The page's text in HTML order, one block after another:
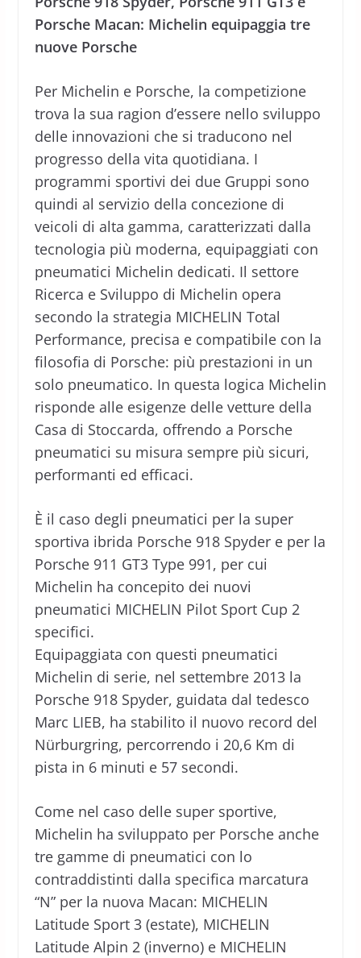
Porsche Macan: Michelin equipaggia tre
nuove Porsche
Per Michelin e Porsche, la competizione
trova la sua ragion d’essere nello sviluppo
delle innovazioni che si traducono nel
progresso della vita quotidiana. I
programmi sportivi dei due Gruppi sono
quindi al servizio della concezione di
veicoli di alta gamma, caratterizzati dalla
tecnologia più moderna, equipaggiati con
pneumatici Michelin dedicati. Il settore
Ricerca e Sviluppo di Michelin opera
secondo la strategia MICHELIN Total
Performance, precisa e compatibile con la
filosofia di Porsche: più prestazioni in un
solo pneumatico. In questa logica Michelin
risponde alle esigenze delle vetture della
Casa di Stoccarda, offrendo a Porsche
pneumatici su misura sempre più sicuri,
performanti ed efficaci.
È il caso degli pneumatici per la super
sportiva ibrida Porsche 918 Spyder e per la
Porsche 911 GT3 Type 991, per cui
Michelin ha concepito dei nuovi
pneumatici MICHELIN Pilot Sport Cup 2
specifici.
Equipaggiata con questi pneumatici
Michelin di serie, nel settembre 2013 la
Porsche 918 Spyder, guidata dal tedesco
Marc LIEB, ha stabilito il nuovo record del
Nürburgring, percorrendo i 20,6 Km di
pista in 6 minuti e 57 secondi.
Come nel caso delle super sportive,
Michelin ha sviluppato per Porsche anche
tre gamme di pneumatici con lo
contraddistinti dalla specifica marcatura
“N” per la nuova Macan: MICHELIN
Latitude Sport 3 (estate), MICHELIN
Latitude Alpin 2 (inverno) e MICHELIN